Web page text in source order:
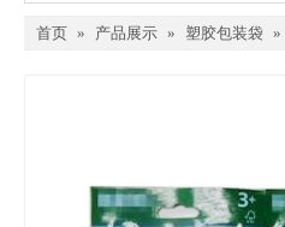
首页 » 产品展示 » 塑胶包装袋 »